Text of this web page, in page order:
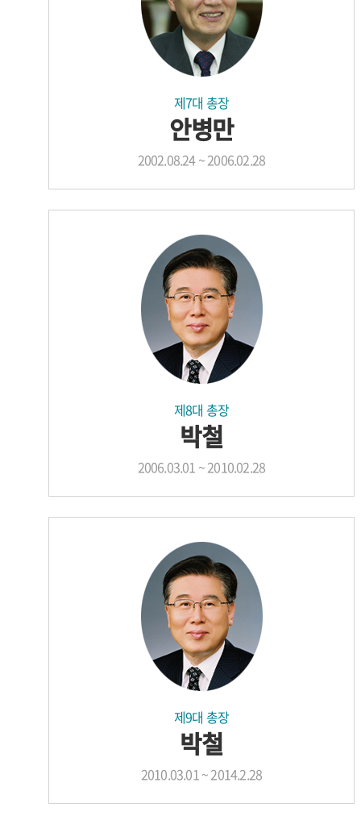
제7대 총장
안병만
2002.08.24 ~ 2006.02.28
제8대 총장
박철
2006.03.01 ~ 2010.02.28
제9대 총장
박철
2010.03.01 ~ 2014.2.28